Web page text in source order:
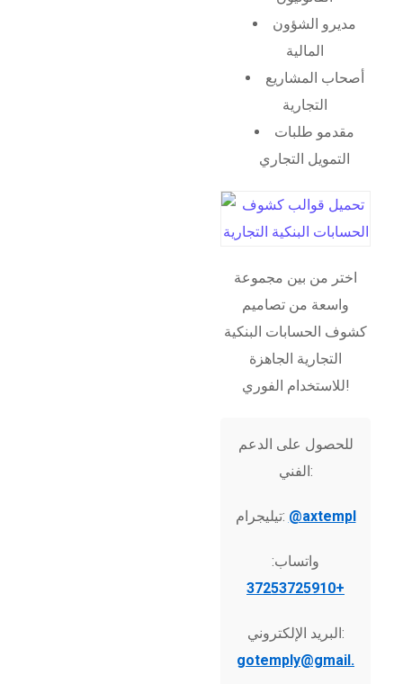
مديرو الشؤون
المالية
أصحاب المشاريع
التجارية
مقدمو طلبات
التمويل التجاري
اختر من بين مجموعة
واسعة من تصاميم
كشوف الحسابات البنكية
التجارية الجاهزة
للاستخدام الفوري!
للحصول على الدعم
الفني:
تيليجرام: @axtempl
واتساب:
+37253725910
البريد الإلكتروني:
gotemply@gmail.